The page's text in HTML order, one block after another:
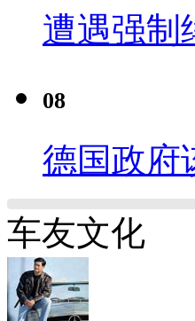
遭遇强制
08
德国政府
车友文化